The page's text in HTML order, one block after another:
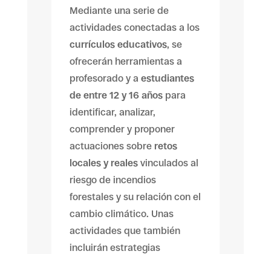
Mediante una serie de
actividades conectadas a los
currículos educativos, se
ofrecerán herramientas a
profesorado y a estudiantes
de entre 12 y 16 añospara
identificar, analizar,
comprender y proponer
actuaciones sobre retos
locales y realesvinculados al
riesgo de incendios
forestales y su relación con el
cambio climático. Unas
actividades que también
incluirán estrategias